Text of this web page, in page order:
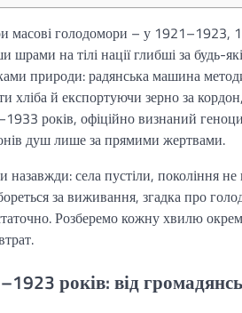
масові голодомори – у
на тілі нації глибші за будь-
природи: радянська машина
хліба й експортуючи зерно за
років, офіційно визнаний
душ лише за прямими жертвами.
назавжди: села пустіли, покоління
за виживання, згадка про
Розберемо кожну хвилю
років: від